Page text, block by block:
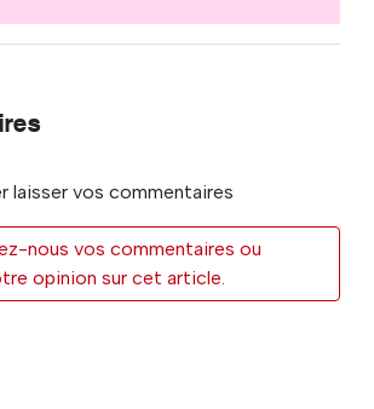
laisser vos commentaires
nous vos commentaires ou
opinion sur cet article.